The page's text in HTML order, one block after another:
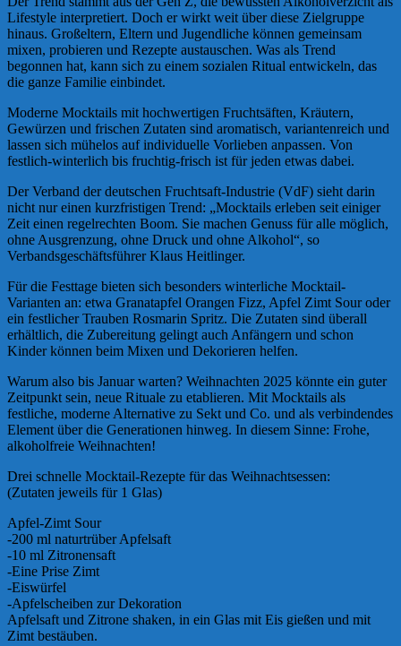
Lifestyle interpretiert. Doch er wirkt weit über diese Zielgruppe
hinaus. Großeltern, Eltern und Jugendliche können gemeinsam
mixen, probieren und Rezepte austauschen. Was als Trend
begonnen hat, kann sich zu einem sozialen Ritual entwickeln, das
die ganze Familie einbindet.
Moderne Mocktails mit hochwertigen Fruchtsäften, Kräutern,
Gewürzen und frischen Zutaten sind aromatisch, variantenreich und
lassen sich mühelos auf individuelle Vorlieben anpassen. Von
festlich-winterlich bis fruchtig-frisch ist für jeden etwas dabei.
Der Verband der deutschen Fruchtsaft-Industrie (VdF) sieht darin
nicht nur einen kurzfristigen Trend: „Mocktails erleben seit einiger
Zeit einen regelrechten Boom. Sie machen Genuss für alle möglich,
ohne Ausgrenzung, ohne Druck und ohne Alkohol“, so
Verbandsgeschäftsführer Klaus Heitlinger.
Für die Festtage bieten sich besonders winterliche Mocktail-
Varianten an: etwa Granatapfel Orangen Fizz, Apfel Zimt Sour oder
ein festlicher Trauben Rosmarin Spritz. Die Zutaten sind überall
erhältlich, die Zubereitung gelingt auch Anfängern und schon
Kinder können beim Mixen und Dekorieren helfen.
Warum also bis Januar warten? Weihnachten 2025 könnte ein guter
Zeitpunkt sein, neue Rituale zu etablieren. Mit Mocktails als
festliche, moderne Alternative zu Sekt und Co. und als verbindendes
Element über die Generationen hinweg. In diesem Sinne: Frohe,
alkoholfreie Weihnachten!
Drei schnelle Mocktail-Rezepte für das Weihnachtsessen:
(Zutaten jeweils für 1 Glas)
Apfel-Zimt Sour
-200 ml naturtrüber Apfelsaft
-10 ml Zitronensaft
-Eine Prise Zimt
-Eiswürfel
-Apfelscheiben zur Dekoration
Apfelsaft und Zitrone shaken, in ein Glas mit Eis gießen und mit
Zimt bestäuben.